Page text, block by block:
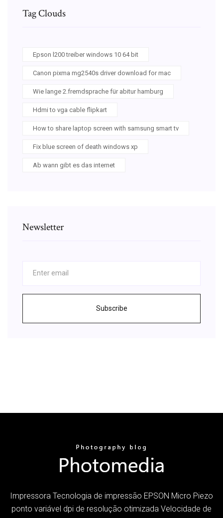
Tag Clouds
Epson l200 treiber windows 10 64 bit
Canon pixma mg2540s driver download for mac
Wie lange 2.fremdsprache für abitur hamburg
Hdmi to vga cable flipkart
How to share laptop screen with samsung smart tv
Fix blue screen of death windows xp
Ab wann gibt es das internet
Newsletter
Subscribe
Impressora Tecnologia de impressão EPSON Micro Piezo
ponto variável dpi de resolução otimizada Velocidade de